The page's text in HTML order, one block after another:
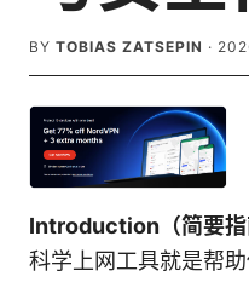
BY TOBIAS ZATSEPIN ·
Introduction（简要指
科学上网工具就是帮